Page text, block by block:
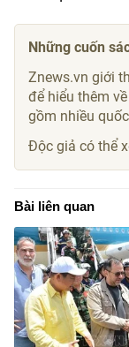
Những cuốn
Znews.vn giới
để hiểu thêm
gồm nhiều
Độc giả có thể
Bài liên quan